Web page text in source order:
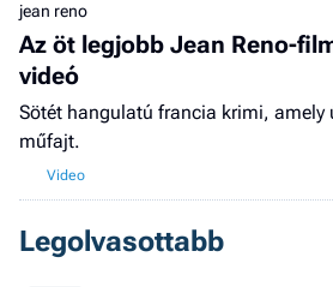
jean reno
Az öt legjobb Jean Reno-
videó
Sötét hangulatú francia krimi, amely
műfajt.
Legolvasottabb